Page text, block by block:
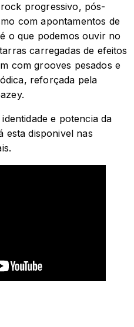
progressivo, pós-
com apontamentos de
o que podemos ouvir no
carregadas de efeitos
com grooves pesados e
reforçada pela
e potencia da
esta disponivel nas